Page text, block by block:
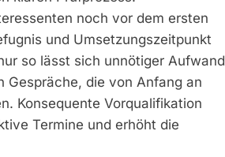
noch vor dem ersten
und Umsetzungszeitpunkt
so lässt sich unnötiger Aufwand
Gespräche, die von Anfang an
Konsequente Vorqualifikation
Termine und erhöht die